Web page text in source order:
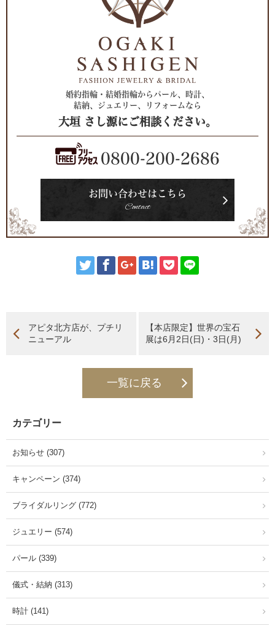
婚約指輪・結婚指輪からパール、時計、
結納、ジュエリー、リフォームなら
大垣 さし源にご相談ください。
0800-200-2686
お問い合わせはこちら
Contact
アピタ北方店が、プチリ
ニューアル
【本店限定】世界の宝石
展は6月2日(日)・3日(月)
一覧に戻る
カテゴリー
お知らせ (307)
キャンペーン (374)
ブライダルリング (772)
ジュエリー (574)
パール (339)
儀式・結納 (313)
時計 (141)